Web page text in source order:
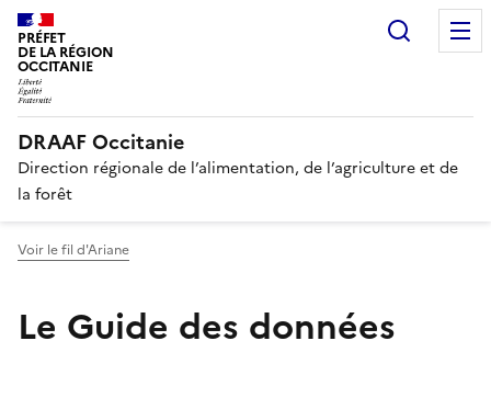
PRÉFET
DE LA RÉGION
OCCITANIE
DRAAF Occitanie
Direction régionale de l’alimentation, de l’agriculture et de
la forêt
Voir le fil d'Ariane
Le Guide des données